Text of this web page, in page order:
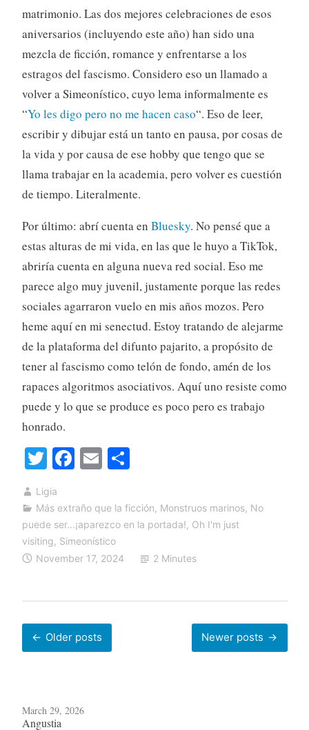
matrimonio. Las dos mejores celebraciones de esos
aniversarios (incluyendo este año) han sido una
mezcla de ficción, romance y enfrentarse a los
estragos del fascismo. Considero eso un llamado a
volver a Simeonístico, cuyo lema informalmente es
“Yo les digo pero no me hacen caso“. Eso de leer,
escribir y dibujar está un tanto en pausa, por cosas de
la vida y por causa de ese hobby que tengo que se
llama trabajar en la academia, pero volver es cuestión
de tiempo. Literalmente.
Por último: abrí cuenta en Bluesky. No pensé que a
estas alturas de mi vida, en las que le huyo a TikTok,
abriría cuenta en alguna nueva red social. Eso me
parece algo muy juvenil, justamente porque las redes
sociales agarraron vuelo en mis años mozos. Pero
heme aquí en mi senectud. Estoy tratando de alejarme
de la plataforma del difunto pajarito, a propósito de
tener al fascismo como telón de fondo, amén de los
rapaces algoritmos asociativos. Aquí uno resiste como
puede y lo que se produce es poco pero es trabajo
honrado.
T
wi
tte
r
Fa
bo
ok
E
ail
S
re
Ligia
Más extraño que la ficción, Monstruos marinos, No
puede ser...¡aparezco en la portada!, Oh I'm just
visiting, Simeonístico
November 17, 2024
2 Minutes
Posts
navigation
Older posts Newer posts
March 29, 2026
Angustia